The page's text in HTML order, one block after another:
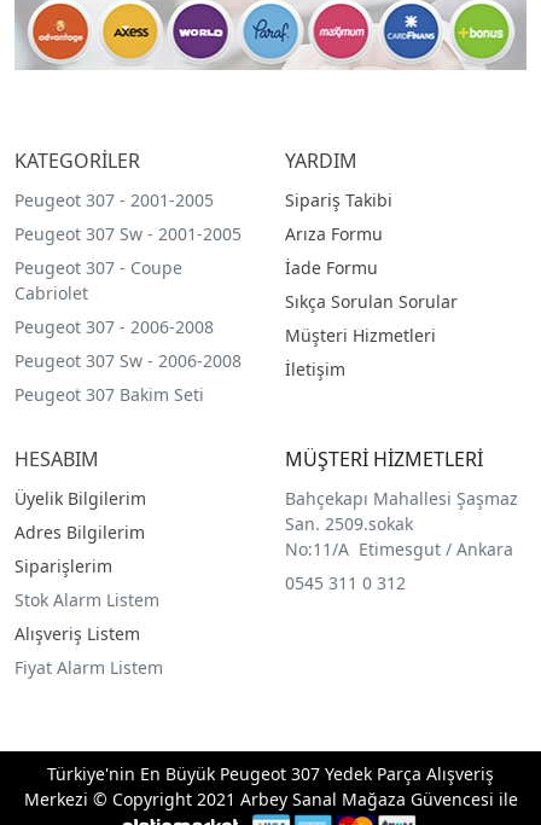
KATEGORİLER
Peugeot 307 - 2001-2005
Peugeot 307 Sw - 2001-2005
Peugeot 307 - Coupe
Cabriolet
Peugeot 307 - 2006-2008
Peugeot 307 Sw - 2006-2008
Peugeot 307 Bakim Seti
YARDIM
Sipariş Takibi
Arıza Formu
İade Formu
Sıkça Sorulan Sorular
Müşteri Hizmetleri
İletişim
HESABIM
Üyelik Bilgilerim
Adres Bilgilerim
Siparişlerim
Stok Alarm Listem
Alışveriş Listem
Fiyat Alarm Listem
MÜŞTERİ HİZMETLERİ
Bahçekapı Mahallesi Şaşmaz
San. 2509.sokak
No:11/A Etimesgut / Ankara
0545 311 0 312
Türkiye'nin En Büyük Peugeot 307 Yedek Parça Alışveriş
Merkezi © Copyright 2021 Arbey Sanal Mağaza Güvencesi ile